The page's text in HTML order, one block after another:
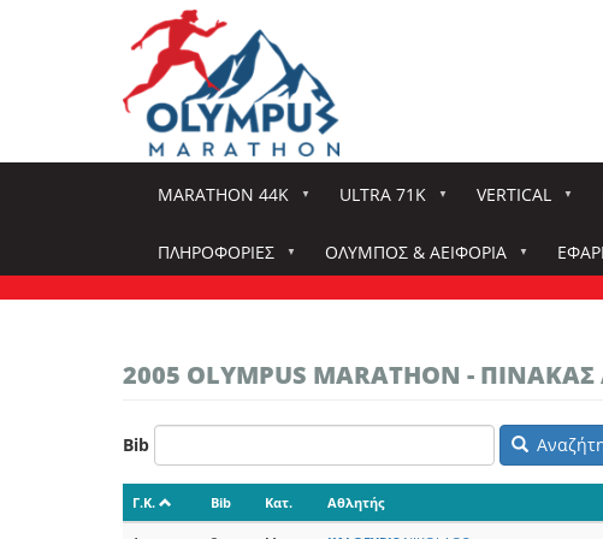
MARATHON 44K ULTRA 71K VERTICAL
ΠΛΗΡΟΦΟΡΊΕΣ ΌΛΥΜΠΟΣ & ΑΕΙΦΟΡΊΑ
2005 OLYMPUS MARATHON -
Bib
Γ.Κ. Bib Κατ. Αθλητής